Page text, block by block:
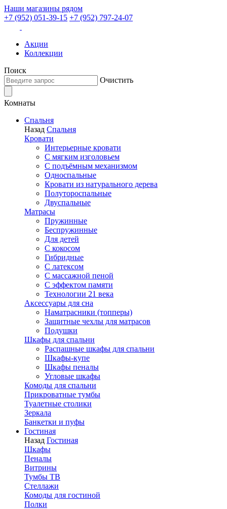
Наши магазины рядом
+7 (952) 051-39-15 +7 (952) 797-24-07
Акции
Коллекции
Поиск
Очистить
Комнаты
Спальня
Назад Спальня
Кровати
Интерьерные кровати
С мягким изголовьем
С подъёмным механизмом
Односпальные
Кровати из натурального дерева
Полутороспальные
Двуспальные
Матрасы
Пружинные
Беспружинные
Для детей
C кокосом
Гибридные
С латексом
С массажной пеной
С эффектом памяти
Технологии 21 века
Аксессуары для сна
Наматрасники (топперы)
Защитные чехлы для матрасов
Подушки
Шкафы для спальни
Распашные шкафы для спальни
Шкафы-купе
Шкафы пеналы
Угловые шкафы
Комоды для спальни
Прикроватные тумбы
Туалетные столики
Зеркала
Банкетки и пуфы
Гостиная
Назад Гостиная
Шкафы
Пеналы
Витрины
Тумбы ТВ
Стеллажи
Комоды для гостиной
Полки